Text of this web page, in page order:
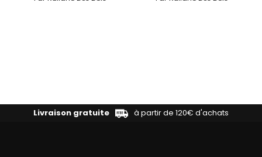
Livraison gratuite à partir de 120€ d'achats